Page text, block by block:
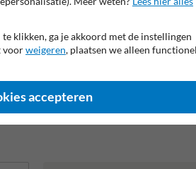
klikken, ga je akkoord met de instellingen
voorweigeren, plaatsen we alleen
accepteren